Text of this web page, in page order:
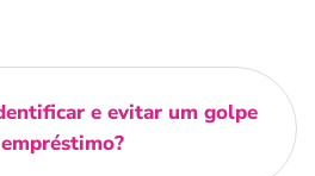
e evitar um golpe